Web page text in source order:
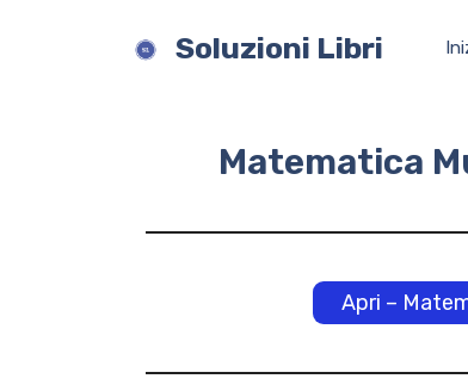
Soluzioni Libri
Matematica
Apri –